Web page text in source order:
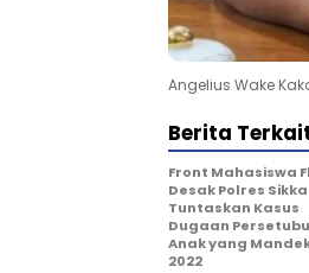
Angelius Wake
Berita
Front Mahasiswa
Desak Polres Sikka
Tuntaskan Kasus
Dugaan
Anak yang
2022